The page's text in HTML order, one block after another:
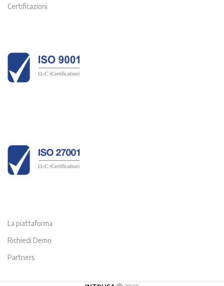
Certificazioni
La piattaforma
Richiedi Demo
Partners